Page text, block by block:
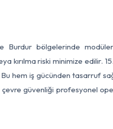
Burdur bölgelerinde
kırılma riski minimize edilir.
Bu hem iş gücünden tasarruf
çevre güvenliği profesyonel